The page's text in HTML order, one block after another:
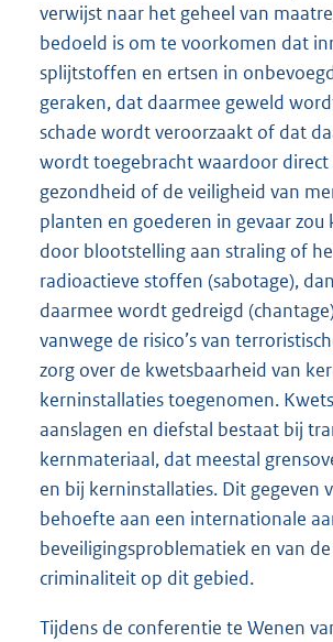
verwijst naar het geheel van
bedoeld is om te voorkomen dat
splijtstoffen en ertsen in
geraken, dat daarmee geweld
schade wordt veroorzaakt of dat
wordt toegebracht waardoor
gezondheid of de veiligheid van
planten en goederen in gevaar zou
door blootstelling aan straling of
radioactieve stoffen (sabotage),
daarmee wordt gedreigd
vanwege de risico’s van
zorg over de kwetsbaarheid van
kerninstallaties toegenomen.
aanslagen en diefstal bestaat bij
kernmateriaal, dat meestal
en bij kerninstallaties. Dit gegeven
behoefte aan een internationale
beveiligingsproblematiek en van
criminaliteit op dit gebied.
Tijdens de conferentie te Wenen